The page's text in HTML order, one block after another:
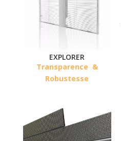
EXPLORER
Transparence &
Robustesse